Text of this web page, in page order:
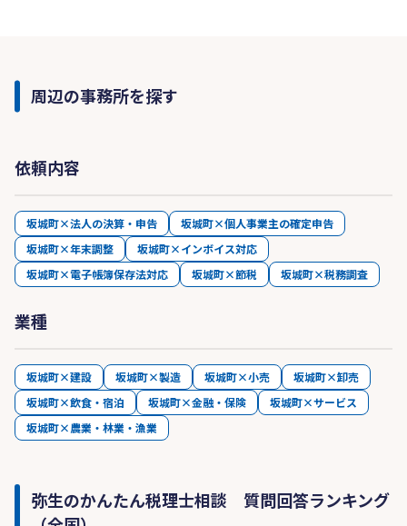
周辺の事務所を探す
依頼内容
坂城町×法人の決算・申告
坂城町×個人事業主の確定申告
坂城町×年末調整
坂城町×インボイス対応
坂城町×電子帳簿保存法対応
坂城町×節税 坂城町×税務調査
業種
坂城町×建設 坂城町×製造 坂城町×小売
坂城町×卸売
坂城町×飲食・宿泊
坂城町×金融・保険
坂城町×サービス
坂城町×農業・林業・漁業
弥生のかんたん税理士相談 質問回答ランキング